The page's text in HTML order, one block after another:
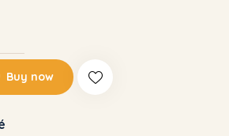
Buy now